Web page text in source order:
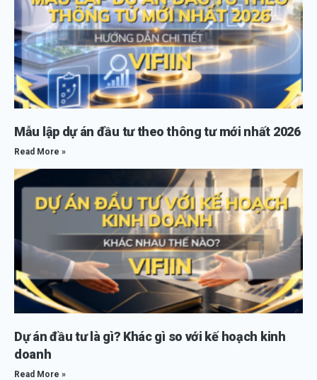
Mẫu lập dự án đầu tư theo thông tư mới nhất 2026
Read More »
Dự án đầu tư là gì? Khác gì so với kế hoạch kinh
doanh
Read More »